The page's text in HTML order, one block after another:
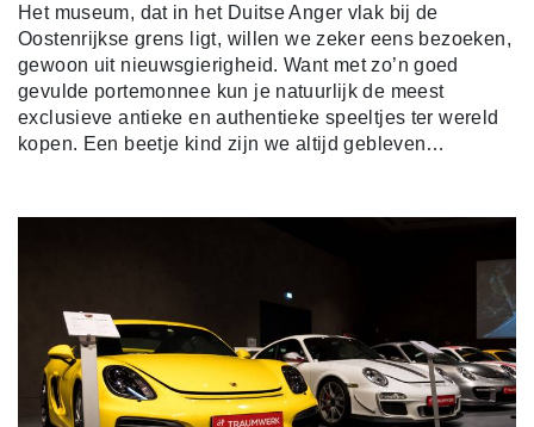
Het museum, dat in het Duitse Anger vlak bij de
Oostenrijkse grens ligt, willen we zeker eens bezoeken,
gewoon uit nieuwsgierigheid. Want met zo’n goed
gevulde portemonnee kun je natuurlijk de meest
exclusieve antieke en authentieke speeltjes ter wereld
kopen. Een beetje kind zijn we altijd gebleven…